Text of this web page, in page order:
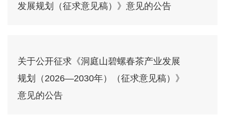
发展规划（征求意见稿）》意见的公告
关于公开征求《洞庭山碧螺春茶产业发展
规划（2026—2030年）（征求意见稿）》
意见的公告